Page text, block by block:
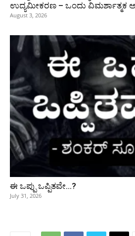
ಉದ್ಯಮೀಕರಣ – ಒಂದು ವಿಮರ್ಶಾತ್ಮಕ
August 3, 2026
ಈ ಒಪ್ಪು ಒಪ್ಪಿತವೇ…?
July 31, 2026